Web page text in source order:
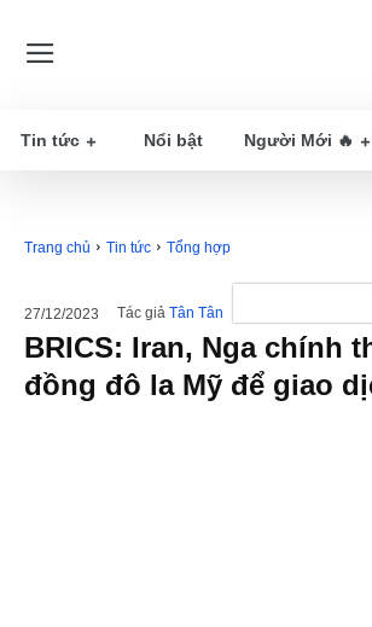
Tin tức Nổi bật Người Mới 🔥
Trang chủ Tin tức Tổng hợp
27/12/2023 Tác giả Tân Tân
BRICS: Iran, Nga chính
đồng đô la Mỹ để giao